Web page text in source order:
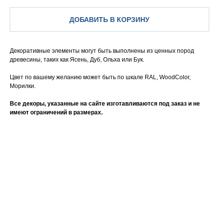
ДОБАВИТЬ В КОРЗИНУ
Декоративные элементы могут быть выполнены из ценных пород
древесины, таких как Ясень, Дуб, Ольха или Бук.
Цвет по вашему желанию может быть по шкале RAL, WoodColor,
Морилки.
Все декоры, указанные на сайте изготавливаются под заказ и не
имеют ограничений в размерах.